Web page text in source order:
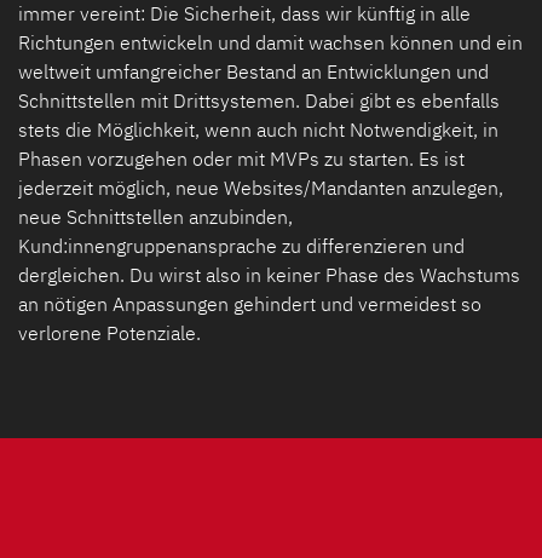
immer vereint: Die Sicherheit, dass wir künftig in alle
Richtungen entwickeln und damit wachsen können und ein
weltweit umfangreicher Bestand an Entwicklungen und
Schnittstellen mit Drittsystemen. Dabei gibt es ebenfalls
stets die Möglichkeit, wenn auch nicht Notwendigkeit, in
Phasen vorzugehen oder mit MVPs zu starten. Es ist
jederzeit möglich, neue Websites/Mandanten anzulegen,
neue Schnittstellen anzubinden,
Kund:innengruppenansprache zu differenzieren und
dergleichen. Du wirst also in keiner Phase des Wachstums
an nötigen Anpassungen gehindert und vermeidest so
verlorene Potenziale.